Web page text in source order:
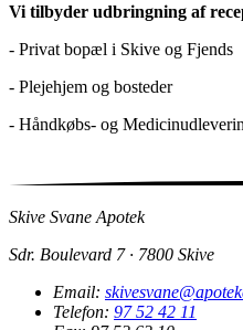
Vi tilbyder udbringning af
- Privat bopæl i Skive og Fjends
- Plejehjem og bosteder
- Håndkøbs- og
Skive Svane Apotek
Sdr. Boulevard 7 · 7800 Skive
Email:
Telefon: 97 52 42 11